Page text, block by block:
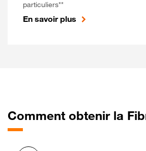
particuliers**
En savoir plus
Comment obtenir la